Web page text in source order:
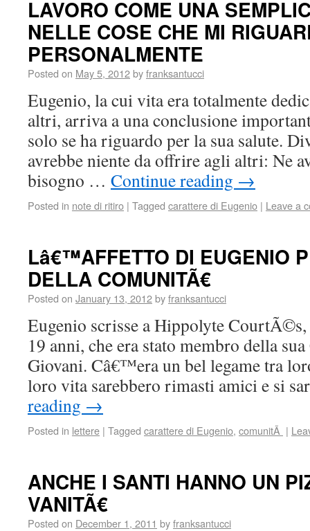
LAVORO COME UNA
NELLE COSE CHE MI
PERSONALMENTE
Posted on May 5, 2012byfranksantucci
Eugenio, la cui vita era totalmente
altri, arriva a una conclusione
solo se ha riguardo per la sua salute.
avrebbe niente da offrire agli altri: Ne
bisogno … Continue reading →
Posted in note di ritiro | Tagged carattere di Eugenio | Leave a
Lâ€™AFFETTO DI EUGENIO
DELLA COMUNITÃ€
Posted on January 13, 2012byfranksantucci
Eugenio scrisse a Hippolyte
19 anni, che era stato membro della
Giovani. Câ€™era un bel legame tra
loro vita sarebbero rimasti amici e si
reading →
Posted in lettere | Tagged carattere di Eugenio, comunitÃ |
ANCHE I SANTI HANNO UN
VANITÃ€
Posted on December 1, 2011 byfranksantucci